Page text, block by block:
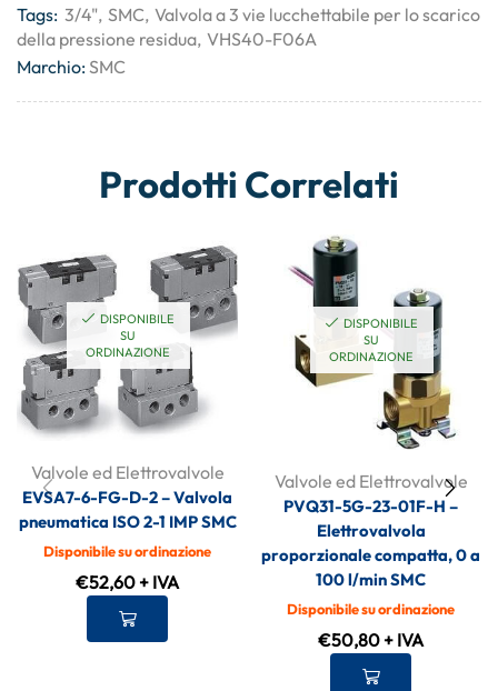
Tags: 3/4", SMC, Valvola a 3 vie lucchettabile per lo scarico
della pressione residua, VHS40-F06A
Marchio:SMC
Prodotti Correlati
DISPONIBILE
SU
ORDINAZIONE
Valvole ed Elettrovalvole
EVSA7-6-FG-D-2 – Valvola
pneumatica ISO 2-1 IMP SMC
Disponibile su ordinazione
€52,60 + IVA
DISPONIBILE
SU
ORDINAZIONE
Valvole ed Elettrovalvole
PVQ31-5G-23-01F-H –
Elettrovalvola
proporzionale compatta, 0 a
100 l/min SMC
Disponibile su ordinazione
€50,80 + IVA